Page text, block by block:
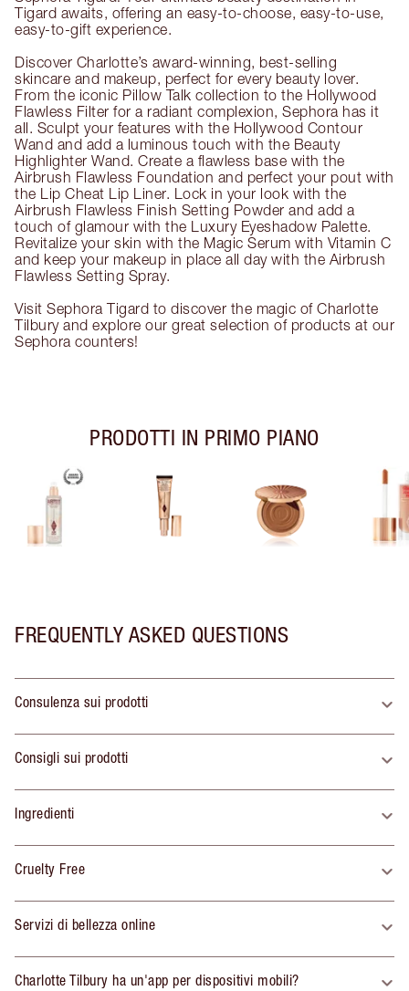
Tigard awaits, offering an easy-to-choose, easy-to-use,
easy-to-gift experience.
Discover Charlotte’s award-winning, best-selling
skincare and makeup, perfect for every beauty lover.
From the iconic Pillow Talk collection to the Hollywood
Flawless Filter for a radiant complexion, Sephora has it
all. Sculpt your features with the Hollywood Contour
Wand and add a luminous touch with the Beauty
Highlighter Wand. Create a flawless base with the
Airbrush Flawless Foundation and perfect your pout with
the Lip Cheat Lip Liner. Lock in your look with the
Airbrush Flawless Finish Setting Powder and add a
touch of glamour with the Luxury Eyeshadow Palette.
Revitalize your skin with the Magic Serum with Vitamin C
and keep your makeup in place all day with the Airbrush
Flawless Setting Spray.
Visit Sephora Tigard to discover the magic of Charlotte
Tilbury and explore our great selection of products at our
Sephora counters!
PRODOTTI IN PRIMO PIANO
FREQUENTLY ASKED QUESTIONS
Consulenza sui prodotti
Consigli sui prodotti
Ingredienti
Cruelty Free
Servizi di bellezza online
Charlotte Tilbury ha un'app per dispositivi mobili?